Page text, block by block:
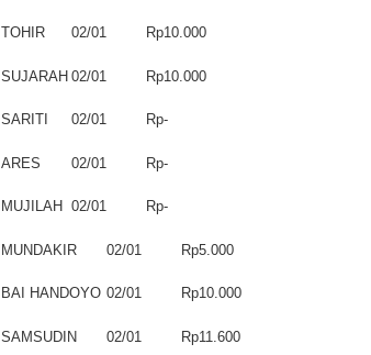
TOHIR 02/01 Rp10.000
SUJARAH 02/01 Rp10.000
SARITI 02/01 Rp-
ARES 02/01 Rp-
MUJILAH 02/01 Rp-
MUNDAKIR 02/01 Rp5.000
BAI HANDOYO 02/01 Rp10.000
SAMSUDIN 02/01 Rp11.600